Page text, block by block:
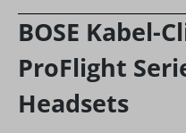
BOSE Kabel-
ProFlight
Headsets